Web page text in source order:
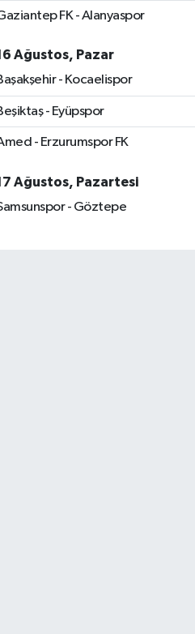
FK - Alanyaspor
Ağustos, Pazar
- Kocaelispor
- Eyüpspor
- Erzurumspor FK
Ağustos, Pazartesi
- Göztepe